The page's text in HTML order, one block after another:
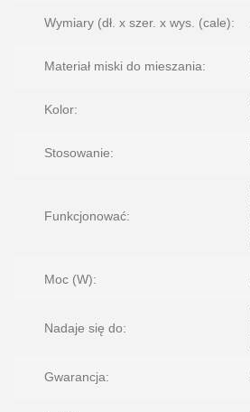
Wymiary (dł. x szer. x wys. (cale):
Materiał miski do mieszania:
Kolor:
Stosowanie:
Funkcjonować:
Moc (W):
Nadaje się do:
Gwarancja: